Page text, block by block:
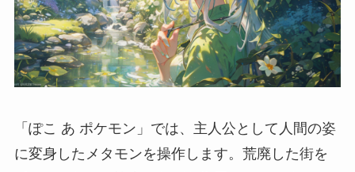
「ぽこ あ ポケモン」では、主人公として人間の姿
に変身したメタモンを操作します。荒廃した街を